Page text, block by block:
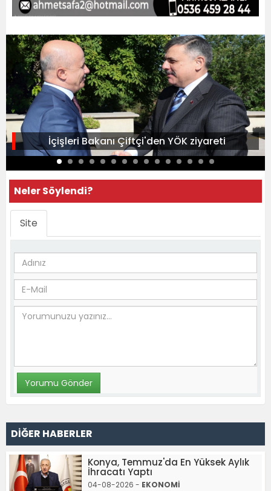
İçişleri Bakanı Çiftçi'den YÖK ziyareti
Neler Söylendi?
Site
DİĞER HABERLER
Konya, Temmuz'da En Yüksek Aylık
İhracatı Yaptı
04-08-2026 - EKONOMİ